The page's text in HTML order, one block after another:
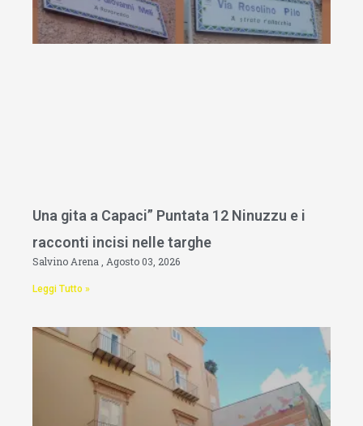
Una gita a Capaci” Puntata 12 Ninuzzu e i
racconti incisi nelle targhe
Salvino Arena Agosto 03, 2026
Leggi Tutto »